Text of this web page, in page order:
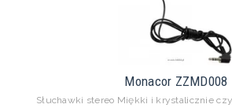
Monacor ZZMD008
Słuchawki stereo Miękki i krystalicznie